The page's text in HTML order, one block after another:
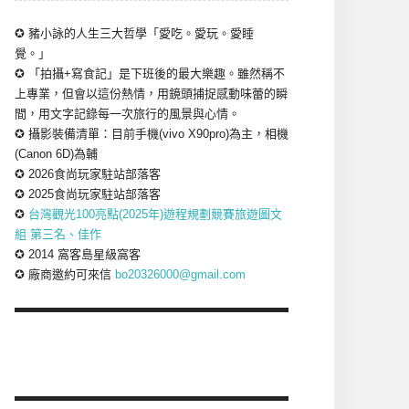
✪ 豬小詠的人生三大哲學「愛吃。愛玩。愛睡
覺。」
✪ 「拍攝+寫食記」是下班後的最大樂趣。雖然稱不
上專業，但會以這份熱情，用鏡頭捕捉感動味蕾的瞬
間，用文字記錄每一次旅行的風景與心情。
✪ 攝影裝備清單：目前手機(vivo X90pro)為主，相機
(Canon 6D)為輔
✪ 2026食尚玩家駐站部落客
✪ 2025食尚玩家駐站部落客
✪ 台灣觀光100亮點(2025年)遊程規劃競賽旅遊圖文
組 第三名、佳作
✪ 2014 窩客島星級窩客
✪ 廠商邀約可來信 bo20326000@gmail.com